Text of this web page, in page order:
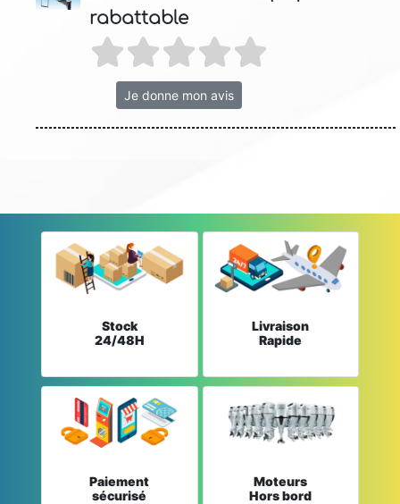
rabattable
Je donne mon avis
Stock
24/48H
Livraison
Rapide
Paiement
sécurisé
Moteurs
Hors bord